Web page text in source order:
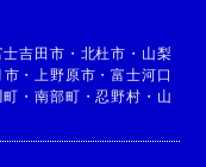
士吉田市 ・ 北杜市 ・ 山梨
市 ・ 上野原市 ・富士河口
町 ・南部町 ・忍野村 ・ 山